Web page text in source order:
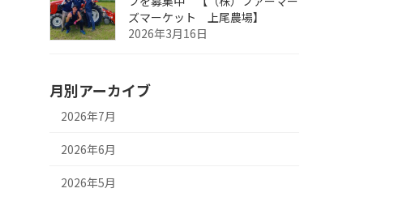
ズマーケット 上尾農場】
2026年3月16日
月別アーカイブ
2026年7月
2026年6月
2026年5月